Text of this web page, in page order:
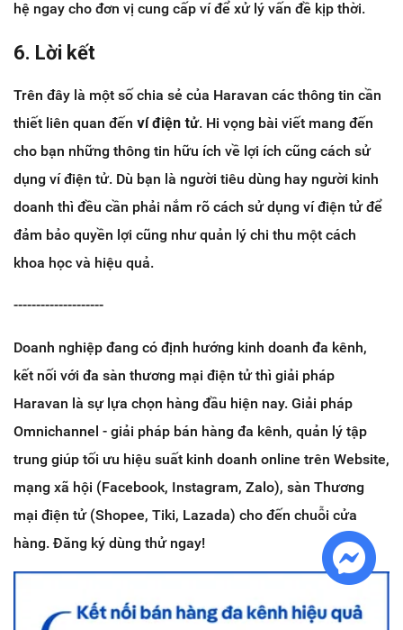
hệ ngay cho đơn vị cung cấp ví để xử lý vấn đề kịp thời.
6. Lời kết
Trên đây là một số chia sẻ của Haravan các thông tin cần
thiết liên quan đến ví điện tử. Hi vọng bài viết mang đến
cho bạn những thông tin hữu ích về lợi ích cũng cách sử
dụng ví điện tử. Dù bạn là người tiêu dùng hay người kinh
doanh thì đều cần phải nắm rõ cách sử dụng ví điện tử để
đảm bảo quyền lợi cũng như quản lý chi thu một cách
khoa học và hiệu quả.
--------------------
Doanh nghiệp đang có định hướng kinh doanh đa kênh,
kết nối với đa sàn thương mại điện tử thì giải pháp
Haravan là sự lựa chọn hàng đầu hiện nay. Giải pháp
Omnichannel - giải pháp bán hàng đa kênh, quản lý tập
trung giúp tối ưu hiệu suất kinh doanh online trên Website,
mạng xã hội (Facebook, Instagram, Zalo), sàn Thương
mại điện tử (Shopee, Tiki, Lazada) cho đến chuỗi cửa
hàng. Đăng ký dùng thử ngay!